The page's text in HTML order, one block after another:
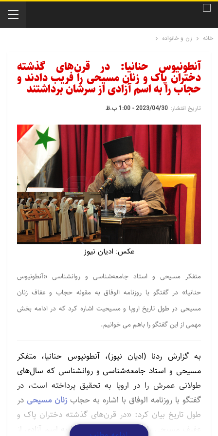
خانه زن و خانواده
آنطونیوس حنانیا: در قرن‌های گذشته
دختران پاک و زنان مسیحی را فریب دادند و
حجاب را به اسم آزادی از سرشان برداشتند
تاریخ انتشار: 2023/04/30 - 1:00 ب.ظ
عکس: ادیان نیوز
متفکر مسیحی و استاد جامعه‌شناسی و روانشناسی «آنطونیوس
حنانیا» در گفتگو با روزنامه الوفاق به مقوله حجاب و عفاف زنان
مسیحی در طول تاریخ اروپا و مسیحیت اشاره کرد که در ادامه بخش
مهمی از این گفتگو را باهم می خوانیم.
به گزارش ردنا (ادیان نیوز)، آنطونیوس حنانیا، متفکر
مسیحی و استاد جامعه‌شناسی و روانشناسی که سال‌های
طولانی عمرش را در اروپا به تحقیق پرداخته است، در
گفتگو با روزنامه الوفاق با اشاره به حجابزنان مسیحی در
طول تاریخ بیان کرد: «در قرن‌های گذشته دختران پاک و
عفیف مسیحی را فریب دادند و حجاب را به اسم آزادی از